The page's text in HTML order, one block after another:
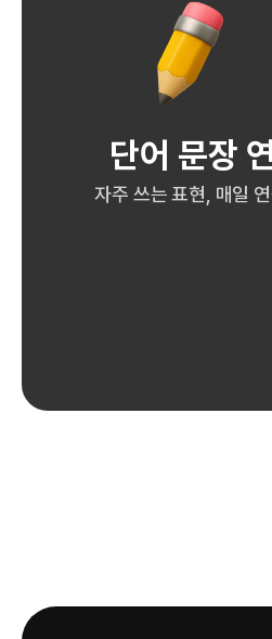
단어 문장
자주 쓰는 표현, 매일